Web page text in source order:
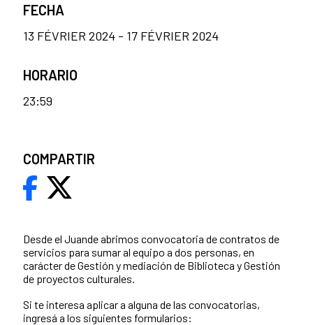
Desde el Juande abrimos convocatoria de contratos de
servicios para sumar al equipo a dos personas, en
carácter de Gestión y mediación de Biblioteca y Gestión
de proyectos culturales.
Si te interesa aplicar a alguna de las convocatorias,
ingresá a los siguientes formularios:
FECHA
13 FÉVRIER 2024 - 17 FÉVRIER 2024
HORARIO
23:59
COMPARTIR